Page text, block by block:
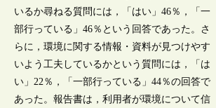
いるか尋ねる質問には，「はい」46％，「一
部行っている」46％という回答であった。さ
らに，環境に関する情報・資料が見つけやす
いよう工夫しているかという質問には，「は
い」22％，「一部行っている」44％の回答で
あった。報告書は，利用者が環境について信